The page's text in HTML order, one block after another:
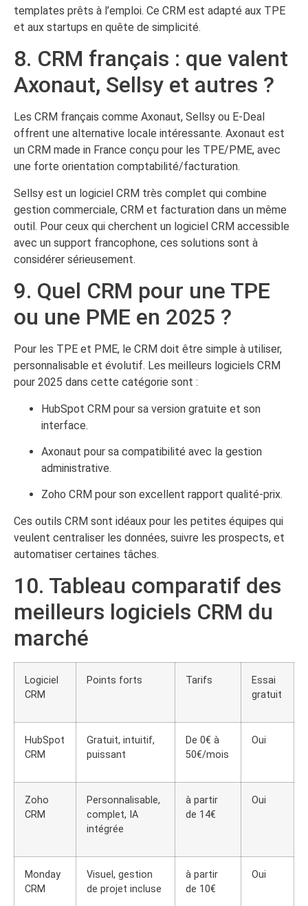
templates prêts à l’emploi. Ce CRM est adapté aux TPE
et aux startups en quête de simplicité.
8. CRM français : que valent
Axonaut, Sellsy et autres ?
Les CRM français comme Axonaut, Sellsy ou E-Deal
offrent une alternative locale intéressante. Axonaut est
un CRM made in France conçu pour les TPE/PME, avec
une forte orientation comptabilité/facturation.
Sellsy est un logiciel CRM très complet qui combine
gestion commerciale, CRM et facturation dans un même
outil. Pour ceux qui cherchent un logiciel CRM accessible
avec un support francophone, ces solutions sont à
considérer sérieusement.
9. Quel CRM pour une TPE
ou une PME en 2025 ?
Pour les TPE et PME, le CRM doit être simple à utiliser,
personnalisable et évolutif. Les meilleurs logiciels CRM
pour 2025 dans cette catégorie sont :
HubSpot CRM pour sa version gratuite et son
interface.
Axonaut pour sa compatibilité avec la gestion
administrative.
Zoho CRM pour son excellent rapport qualité-prix.
Ces outils CRM sont idéaux pour les petites équipes qui
veulent centraliser les données, suivre les prospects, et
automatiser certaines tâches.
10. Tableau comparatif des
meilleurs logiciels CRM du
marché
Logiciel
CRM
Points forts Tarifs
Essai
gratuit
HubSpot
CRM
Gratuit, intuitif,
puissant
De 0€ à
50€/mois
Oui
Zoho
CRM
Personnalisable,
complet, IA
intégrée
à partir
de 14€
Oui
Monday
CRM
Visuel, gestion
de projet incluse
à partir
de 10€
Oui